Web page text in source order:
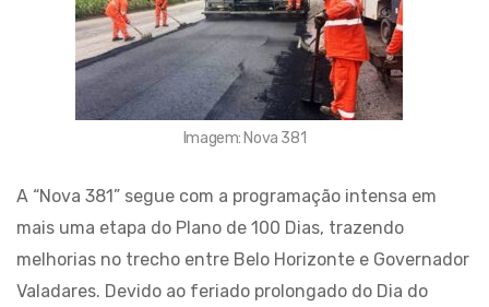
Imagem: Nova 381
A “Nova 381” segue com a programação intensa em
mais uma etapa do Plano de 100 Dias, trazendo
melhorias no trecho entre Belo Horizonte e Governador
Valadares. Devido ao feriado prolongado do Dia do